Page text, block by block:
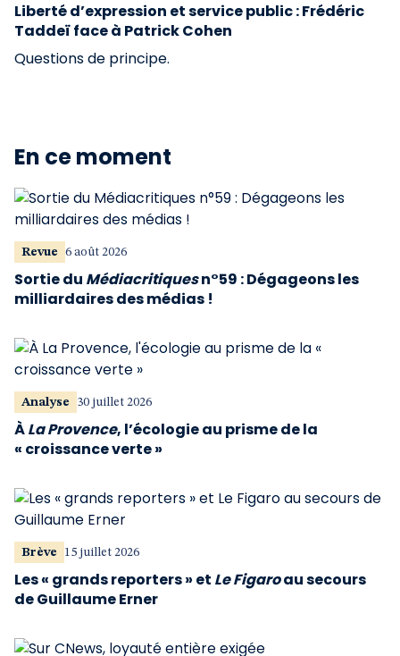
Liberté d’expression et service public : Frédéric
Taddeï face à Patrick Cohen
Questions de principe.
En ce moment
Revue 6 août 2026
Sortie du Médiacritiquesn°59 : Dégageons les
milliardaires des médias !
Analyse 30 juillet 2026
ÀLa Provence, l’écologie au prisme de la
« croissance verte »
Brève 15 juillet 2026
Les « grands reporters » et Le Figaroau secours
de Guillaume Erner